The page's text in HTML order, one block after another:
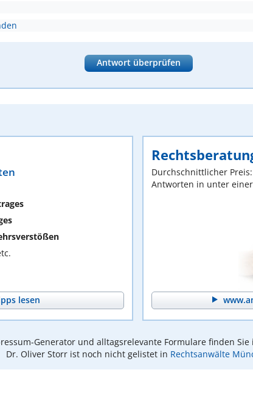
Antwort überprüfen
lesen
Durchschnittlicher Preis:
Antworten in unter
Generator und alltagsrelevante Formulare finden
Dr. Oliver Storr ist noch nicht gelistet in Rechtsanwälte